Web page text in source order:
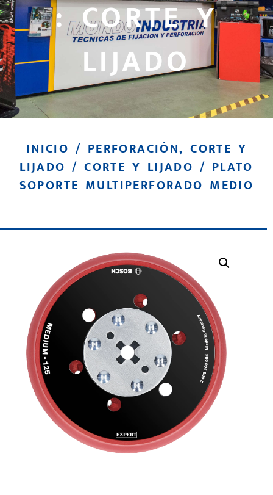
: CORTE Y
LIJADO
INICIO / PERFORACIÓN, CORTE Y
LIJADO /CORTE Y LIJADO / PLATO
SOPORTE MULTIPERFORADO MEDIO